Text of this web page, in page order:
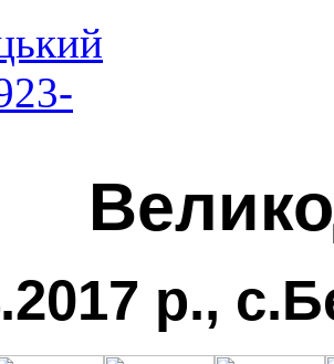
р.,